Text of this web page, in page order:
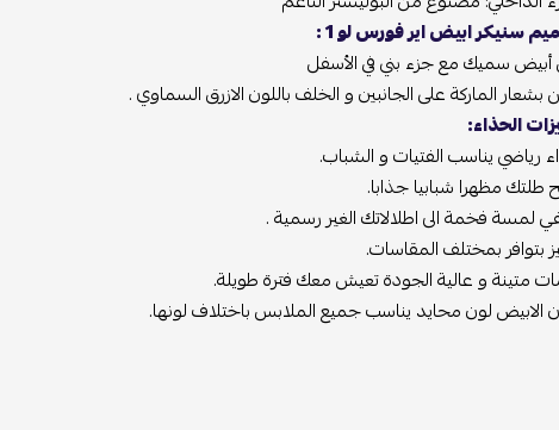
سنيكر ابيض اير فورس لو 1 :
أبيض سميك مع جزء بني في الأسفل
بشعار الماركة على الجانبين و الخلف باللون الازرق السماوي .
الحذاء:
رياضي يناسب الفتيات و الشباب.
طلتك مظهرا شبابيا جذابا.
لمسة فخمة الى اطلالاتك الغير رسمية .
بتوافر بمختلف المقاسات.
متينة و عالية الجودة تعيش معك فترة طويلة.
الابيض لون محايد يناسب جميع الملابس باختلاف لونها.